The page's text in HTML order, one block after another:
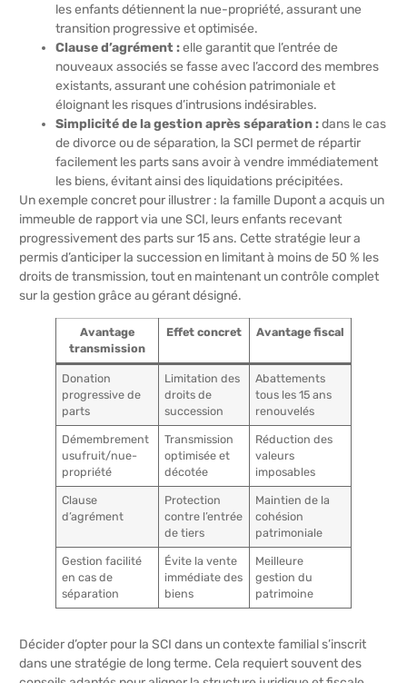
les enfants détiennent la nue-propriété, assurant une
transition progressive et optimisée.
Clause d’agrément :elle garantit que l’entrée de
nouveaux associés se fasse avec l’accord des membres
existants, assurant une cohésion patrimoniale et
éloignant les risques d’intrusions indésirables.
Simplicité de la gestion après séparation :dans le cas
de divorce ou de séparation, la SCI permet de répartir
facilement les parts sans avoir à vendre immédiatement
les biens, évitant ainsi des liquidations précipitées.
Un exemple concret pour illustrer : la famille Dupont a acquis un
immeuble de rapport via une SCI, leurs enfants recevant
progressivement des parts sur 15 ans. Cette stratégie leur a
permis d’anticiper la succession en limitant à moins de 50 % les
droits de transmission, tout en maintenant un contrôle complet
sur la gestion grâce au gérant désigné.
Avantage
transmission
Effet concret Avantage fiscal
Donation
progressive de
parts
Limitation des
droits de
succession
Abattements
tous les 15 ans
renouvelés
Démembrement
usufruit/nue-
propriété
Transmission
optimisée et
décotée
Réduction des
valeurs
imposables
Clause
d’agrément
Protection
contre l’entrée
de tiers
Maintien de la
cohésion
patrimoniale
Gestion facilité
en cas de
séparation
Évite la vente
immédiate des
biens
Meilleure
gestion du
patrimoine
Décider d’opter pour la SCI dans un contexte familial s’inscrit
dans une stratégie de long terme. Cela requiert souvent des